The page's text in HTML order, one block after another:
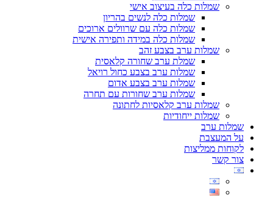
שמלות כלה בעיצוב אישי
שמלות כלה לנשים בהריון
שמלות כלה עם שרוולים ארוכים
שמלות כלה במידה ותפירה אישית
שמלות ערב בצבע זהב
שמלת ערב שחורה קלאסית
שמלות ערב בצבע כחול רויאל
שמלות ערב בצבע אדום
שמלות ערב שחורות עם תחרה
שמלות ערב קלאסיות לחתונה
שמלות ייחודיות
שמלות ערב
על המעצבת
לקוחות ממליצות
צור קשר